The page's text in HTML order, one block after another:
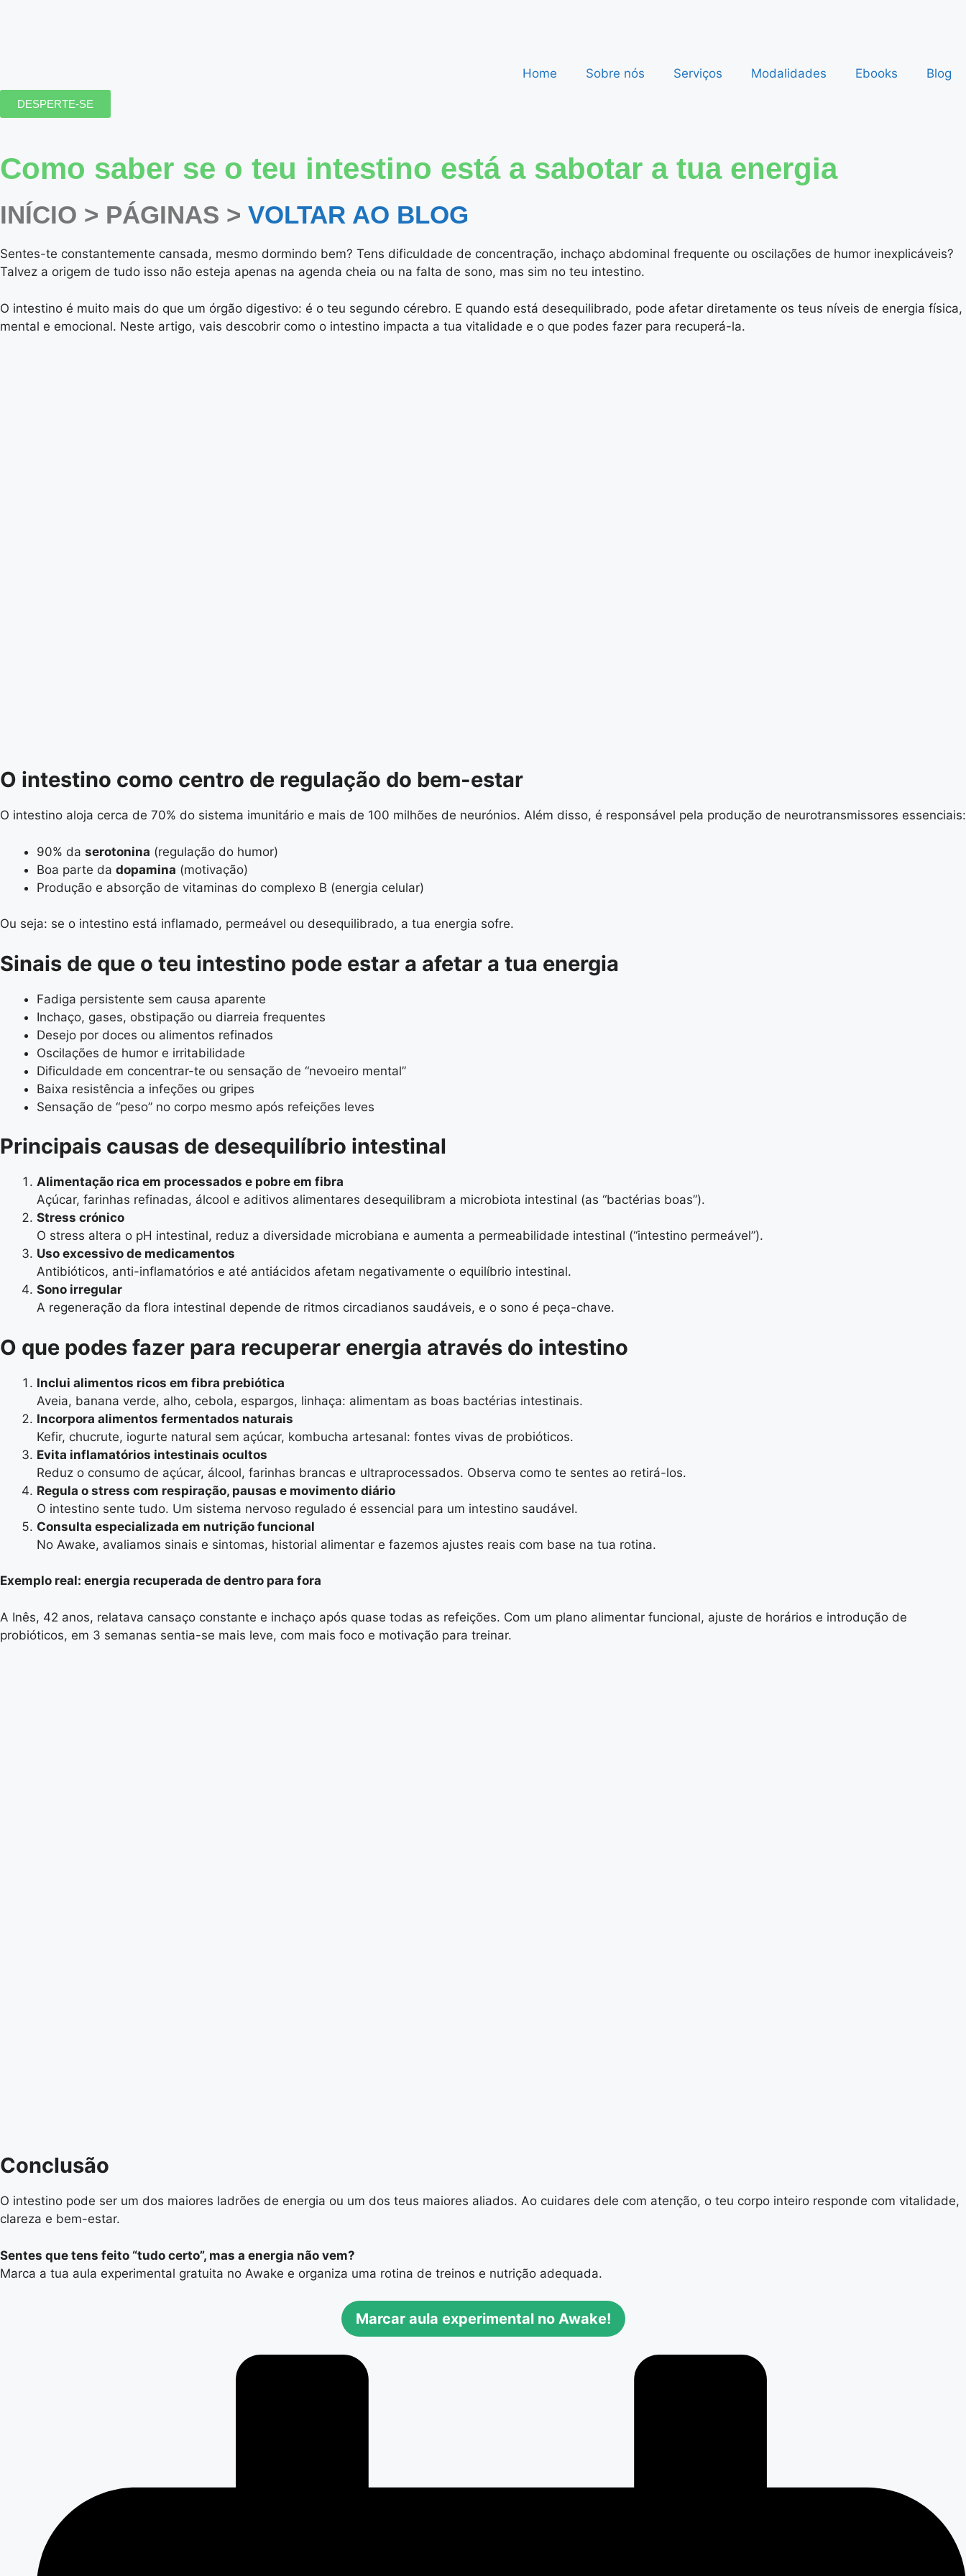
Home Sobre nós Serviços Modalidades Ebooks Blog
DESPERTE-SE
Como saber se o teu intestino está a sabotar a tua energia
INÍCIO > PÁGINAS > VOLTAR AO BLOG
Sentes-te constantemente cansada, mesmo dormindo bem? Tens dificuldade de concentração, inchaço abdominal frequente ou oscilações de humor inexplicáveis?
Talvez a origem de tudo isso não esteja apenas na agenda cheia ou na falta de sono, mas sim no teu intestino.
O intestino é muito mais do que um órgão digestivo: é o teu segundo cérebro. E quando está desequilibrado, pode afetar diretamente os teus níveis de energia física,
mental e emocional. Neste artigo, vais descobrir como o intestino impacta a tua vitalidade e o que podes fazer para recuperá-la.
O intestino como centro de regulação do bem-estar
O intestino aloja cerca de 70% do sistema imunitário e mais de 100 milhões de neurónios. Além disso, é responsável pela produção de neurotransmissores essenciais:
90% da serotonina (regulação do humor)
Boa parte da dopamina (motivação)
Produção e absorção de vitaminas do complexo B (energia celular)
Ou seja: se o intestino está inflamado, permeável ou desequilibrado, a tua energia sofre.
Sinais de que o teu intestino pode estar a afetar a tua energia
Fadiga persistente sem causa aparente
Inchaço, gases, obstipação ou diarreia frequentes
Desejo por doces ou alimentos refinados
Oscilações de humor e irritabilidade
Dificuldade em concentrar-te ou sensação de “nevoeiro mental”
Baixa resistência a infeções ou gripes
Sensação de “peso” no corpo mesmo após refeições leves
Principais causas de desequilíbrio intestinal
Alimentação rica em processados e pobre em fibra
Açúcar, farinhas refinadas, álcool e aditivos alimentares desequilibram a microbiota intestinal (as “bactérias boas”).
Stress crónico
O stress altera o pH intestinal, reduz a diversidade microbiana e aumenta a permeabilidade intestinal (“intestino permeável”).
Uso excessivo de medicamentos
Antibióticos, anti-inflamatórios e até antiácidos afetam negativamente o equilíbrio intestinal.
Sono irregular
A regeneração da flora intestinal depende de ritmos circadianos saudáveis, e o sono é peça-chave.
O que podes fazer para recuperar energia através do intestino
Inclui alimentos ricos em fibra prebiótica
Aveia, banana verde, alho, cebola, espargos, linhaça: alimentam as boas bactérias intestinais.
Incorpora alimentos fermentados naturais
Kefir, chucrute, iogurte natural sem açúcar, kombucha artesanal: fontes vivas de probióticos.
Evita inflamatórios intestinais ocultos
Reduz o consumo de açúcar, álcool, farinhas brancas e ultraprocessados. Observa como te sentes ao retirá-los.
Regula o stress com respiração, pausas e movimento diário
O intestino sente tudo. Um sistema nervoso regulado é essencial para um intestino saudável.
Consulta especializada em nutrição funcional
No Awake, avaliamos sinais e sintomas, historial alimentar e fazemos ajustes reais com base na tua rotina.
Exemplo real: energia recuperada de dentro para fora
A Inês, 42 anos, relatava cansaço constante e inchaço após quase todas as refeições. Com um plano alimentar funcional, ajuste de horários e introdução de
probióticos, em 3 semanas sentia-se mais leve, com mais foco e motivação para treinar.
Conclusão
O intestino pode ser um dos maiores ladrões de energia ou um dos teus maiores aliados. Ao cuidares dele com atenção, o teu corpo inteiro responde com vitalidade,
clareza e bem-estar.
Sentes que tens feito “tudo certo”, mas a energia não vem?
Marca a tua aula experimental gratuita no Awake e organiza uma rotina de treinos e nutrição adequada.
Marcar aula experimental no Awake!